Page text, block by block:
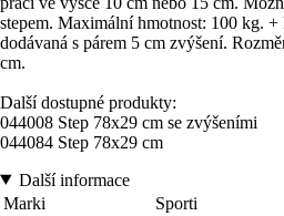
stepem. Maximální hmotnost: 100 kg.
dodávaná s párem 5 cm zvýšení.
cm.
Další dostupné produkty:
044008 Step 78x29 cm se zvýšeními
044084 Step 78x29 cm
Další informace
Marki
Sporti